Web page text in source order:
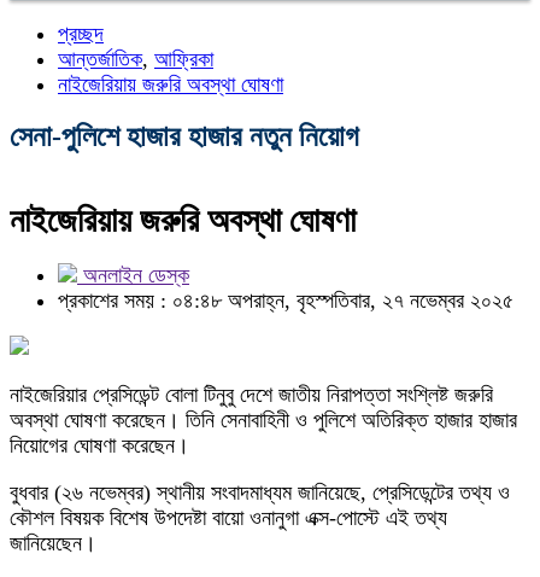
প্রচ্ছদ
আন্তর্জাতিক, আফ্রিকা
নাইজেরিয়ায় জরুরি অবস্থা ঘোষণা
সেনা-পুলিশে হাজার হাজার নতুন নিয়োগ
নাইজেরিয়ায় জরুরি অবস্থা ঘোষণা
অনলাইন ডেস্ক
প্রকাশের সময় : ০৪:৪৮ অপরাহ্ন, বৃহস্পতিবার, ২৭ নভেম্বর ২০২৫
নাইজেরিয়ার প্রেসিডেন্ট বোলা টিনুবু দেশে জাতীয় নিরাপত্তা সংশ্লিষ্ট জরুরি
অবস্থা ঘোষণা করেছেন। তিনি সেনাবাহিনী ও পুলিশে অতিরিক্ত হাজার হাজার
নিয়োগের ঘোষণা করেছেন।
বুধবার (২৬ নভেম্বর) স্থানীয় সংবাদমাধ্যম জানিয়েছে, প্রেসিডেন্টের তথ্য ও
কৌশল বিষয়ক বিশেষ উপদেষ্টা বায়ো ওনানুগা এক্স-পোস্টে এই তথ্য
জানিয়েছেন।